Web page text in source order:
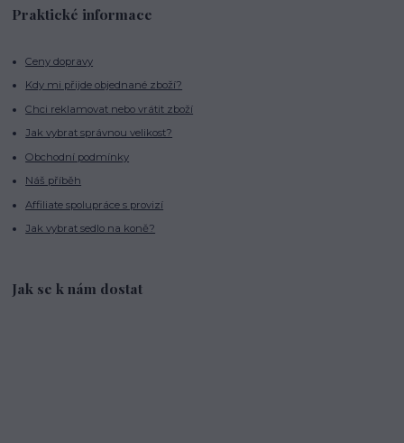
Praktické informace
Ceny dopravy
Kdy mi přijde objednané zboží?
Chci reklamovat nebo vrátit zboží
Jak vybrat správnou velikost?
Obchodní podmínky
Náš příběh
Affiliate spolupráce s provizí
Jak vybrat sedlo na koně?
Jak se k nám dostat